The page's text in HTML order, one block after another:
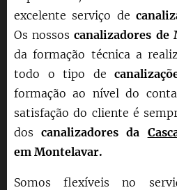
excelente serviço de
Os nossoscanalizadores de
da formação técnica a
todo o tipo de
formação ao nível do
satisfação do cliente é
doscanalizadores da
em Montelavar.
Somos flexíveis no